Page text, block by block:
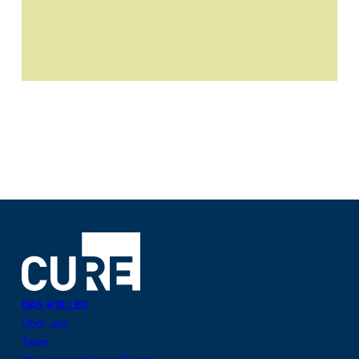
DAS KOLLEG
Über uns
Team